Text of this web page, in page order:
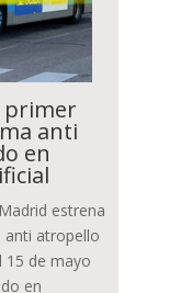
primer
anti
en
estrena
anti atropello
15 de mayo
en